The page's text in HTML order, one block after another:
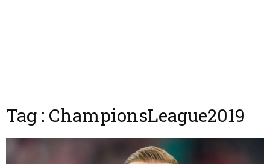
Tag : ChampionsLeague2019